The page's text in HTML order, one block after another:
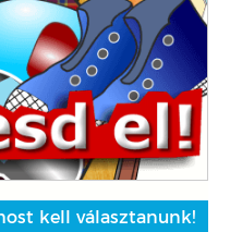
kell választanunk!